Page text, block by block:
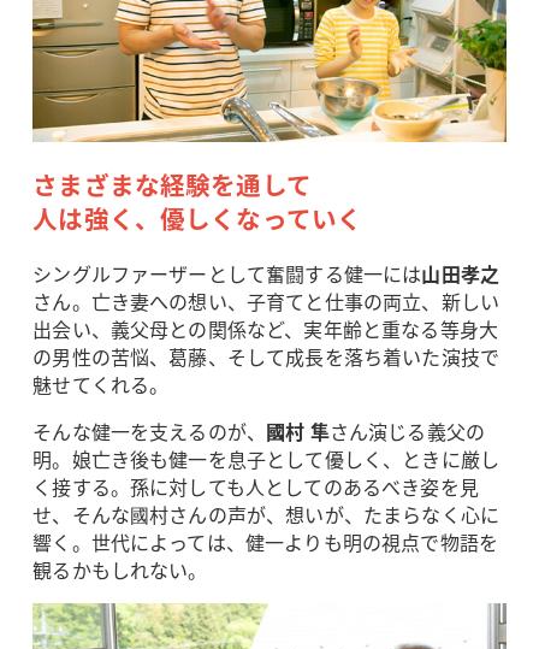
さまざまな経験を通して
人は強く、優しくなっていく
シングルファーザーとして奮闘する健一には山田孝之
さん。亡き妻への想い、子育てと仕事の両立、新しい
出会い、義父母との関係など、実年齢と重なる等身大
の男性の苦悩、葛藤、そして成長を落ち着いた演技で
魅せてくれる。
そんな健一を支えるのが、 國村 隼さん演じる義父の
明。娘亡き後も健一を息子として優しく、ときに厳し
く接する。孫に対しても人としてのあるべき姿を見
せ、そんな國村さんの声が、想いが、たまらなく心に
響く。世代によっては、健一よりも明の視点で物語を
観るかもしれない。